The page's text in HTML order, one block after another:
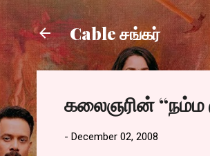
Cable சங்கர்
கலைஞரின் “நம்ம
- December 02, 2008